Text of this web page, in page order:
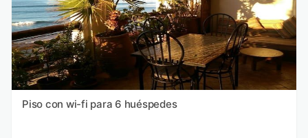
Piso con wi-fi para 6 huéspedes